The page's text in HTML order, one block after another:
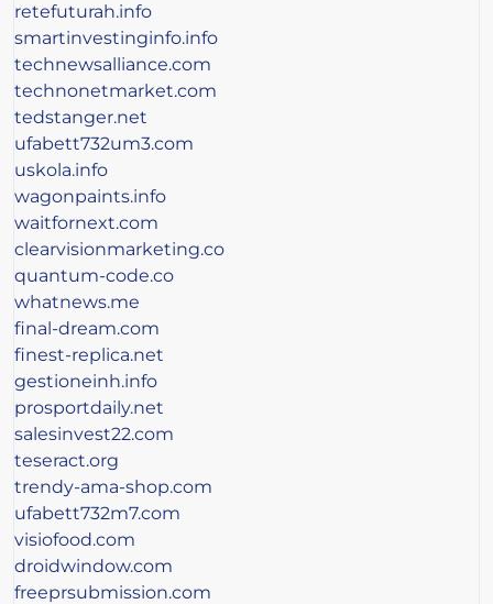
retefuturah.info
smartinvestinginfo.info
technewsalliance.com
technonetmarket.com
tedstanger.net
ufabett732um3.com
uskola.info
wagonpaints.info
waitfornext.com
clearvisionmarketing.co
quantum-code.co
whatnews.me
final-dream.com
finest-replica.net
gestioneinh.info
prosportdaily.net
salesinvest22.com
teseract.org
trendy-ama-shop.com
ufabett732m7.com
visiofood.com
droidwindow.com
freeprsubmission.com